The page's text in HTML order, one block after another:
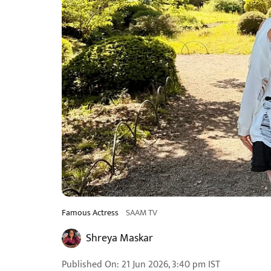
Famous Actress SAAM TV
Shreya Maskar
Published On: 21 Jun 2026, 3:40 pm IST